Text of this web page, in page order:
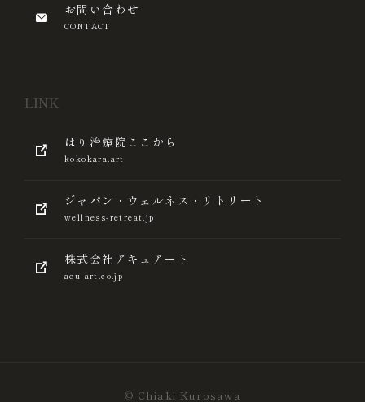
お問い合わせ
CONTACT
LINK
はり治療院ここから
kokokara.art
ジャパン・ウェルネス・リトリート
wellness-retreat.jp
株式会社アキュアート
acu-art.co.jp
© Chiaki Kurosawa